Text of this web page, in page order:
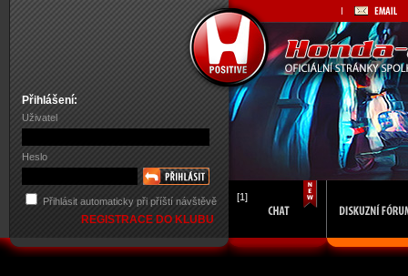
Přihlášení:
Uživatel
Heslo
Přihlásit automaticky při příští návštěvě
REGISTRACE DO KLUBU
[1]